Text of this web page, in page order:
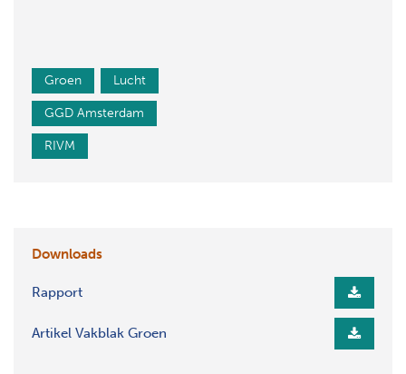
Groen Lucht
GGD Amsterdam
RIVM
Downloads
Rapport
Artikel Vakblak Groen